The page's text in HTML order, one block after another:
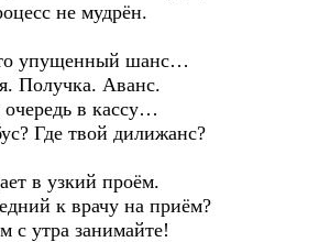
не мудрён.
упущенный шанс…
Получка. Аванс.
в кассу…
Где твой дилижанс?
в узкий проём.
к врачу на приём?
с утра занимайте!